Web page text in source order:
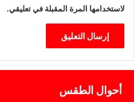
لاستخدامها المرة المقبلة في تعليقي.
أحوال الطقس